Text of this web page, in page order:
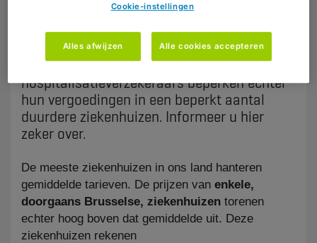
Advies van de verzekeraar
Als u naar het ziekenhuis moet, kunt u vrij
kiezen welk hospitaal dat wordt in functie
van de specialisatie en de ligging. De
hospitalisatieverzekeraars beperken echter
hun vergoedingen in een beperkt aantal
duurdere ziekenhuizen. Informeer u hier
zeker over.
De meeste ziekenhuizen in ons land hanteren
gemiddelde tarieven. De prijzen van enkele,
doorgaans Brusselse, ziekenhuizen torenen
echter hoog boven dat gemiddelde uit. Deze
ziekenhuizen rekenen
Cookie-instellingen
Alles afwijzen Alle cookies accepteren